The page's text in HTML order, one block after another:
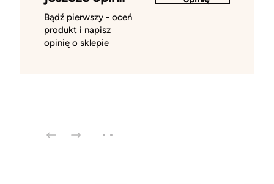
Bądź pierwszy - oceń
produkt i napisz
opinię o sklepie